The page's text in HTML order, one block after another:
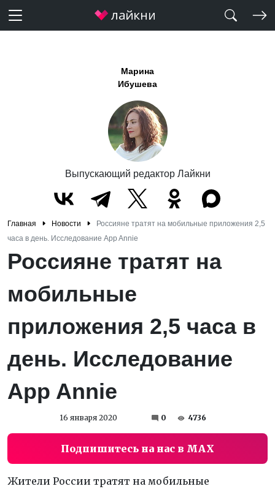
Марина
Ибушева
Выпускающий редактор Лайкни
Главная Новости
Россияне тратят на мобильные приложения 2,5
часа в день. Исследование App Annie
Россияне тратят на
мобильные
приложения 2,5 часа в
день. Исследование
App Annie
16 января 2020 0 4736
Подпишитесь на нас в MAX
Жители России тратят на мобильные